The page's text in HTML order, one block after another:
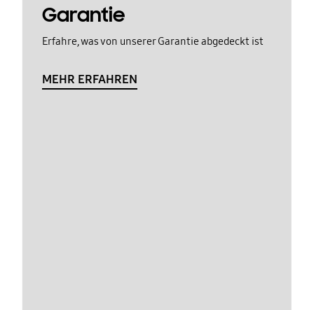
Garantie
Erfahre, was von unserer Garantie abgedeckt ist
MEHR ERFAHREN